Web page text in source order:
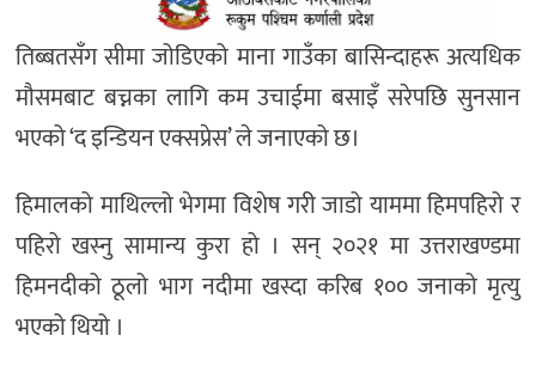
तिब्बतसँग सीमा जोडिएको माना गाउँका बासिन्दाहरू अत्यधिक
मौसमबाट बच्नका लागि कम उचाईमा बसाइँ सरेपछि सुनसान
भएको ‘द इन्डियन एक्सप्रेस’ ले जनाएको छ।
हिमालको माथिल्लो भेगमा विशेष गरी जाडो याममा हिमपहिरो र
पहिरो खस्नु सामान्य कुरा हो । सन् २०२१ मा उत्तराखण्डमा
हिमनदीको ठूलो भाग नदीमा खस्दा करिब १०० जनाको मृत्यु
भएको थियो ।